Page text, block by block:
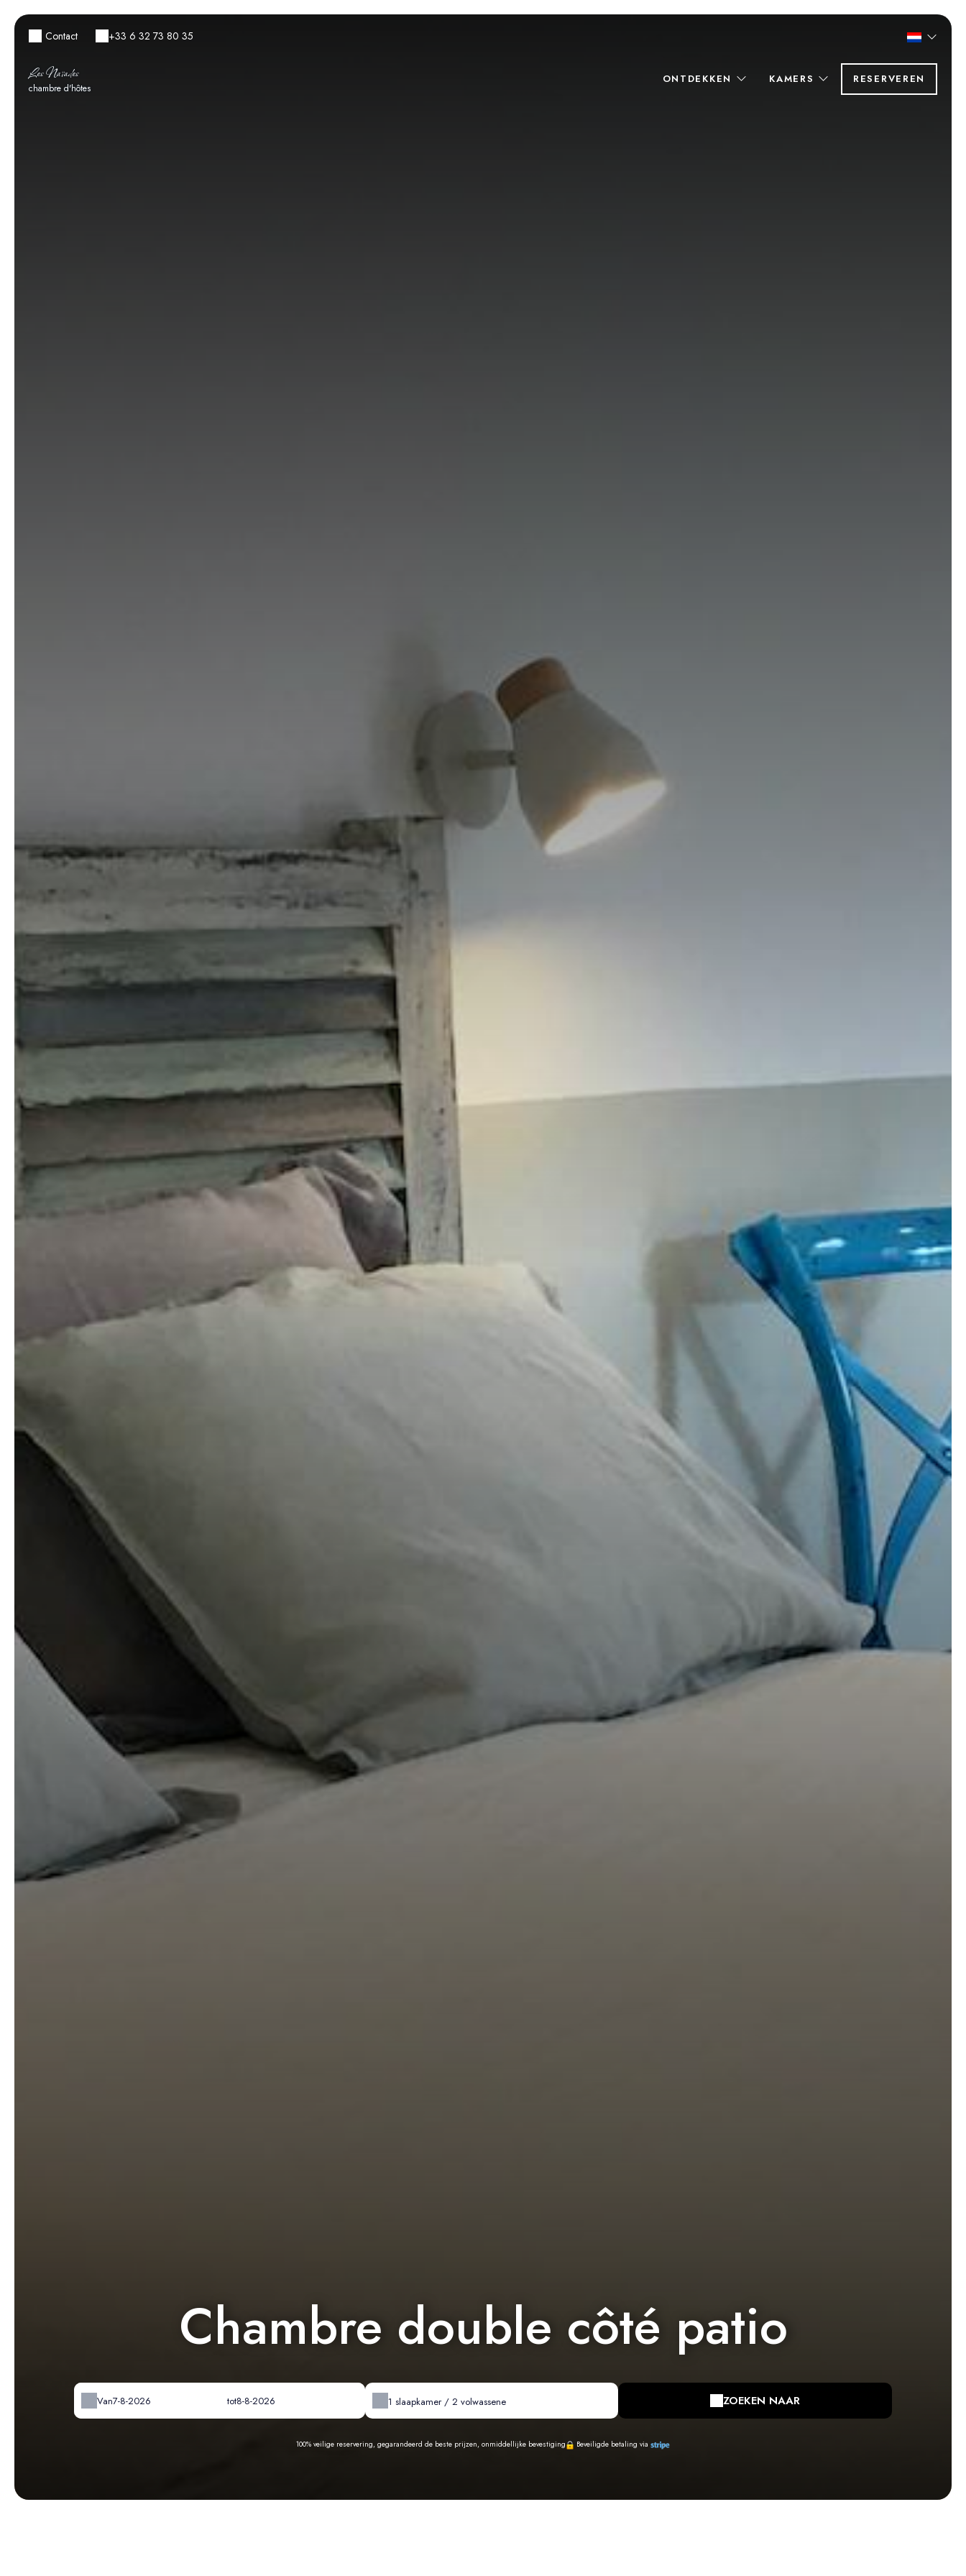
Contact +33 6 32 73 80 35
Les Naïades
chambre d'hôtes
ONTDEKKEN KAMERS RESERVEREN
Chambre double côté patio
Van tot 1slaapkamer /2volwassene ZOEKEN NAAR
100% veilige reservering, gegarandeerd de beste prijzen, onmiddellijke bevestiging Beveiligde betaling via